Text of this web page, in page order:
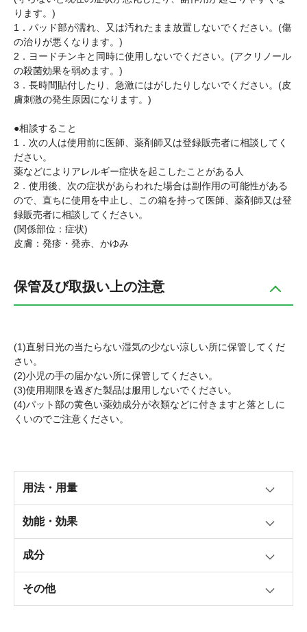
ります。)
1．パッド部が濡れ、又は汚れたまま放置しないでください。(傷
の治りが悪くなります。)
2．ヨードチンキと同時に使用しないでください。(アクリノール
の殺菌効果を弱めます。)
3．長時間貼付したり、急激にはがしたりしないでください。(皮
膚刺激の発生原因になります。)
●相談すること
1．次の人は使用前に医師、薬剤師又は登録販売者に相談してく
ださい。
薬などによりアレルギー症状を起こしたことがある人
2．使用後、次の症状があらわれた場合は副作用の可能性がある
ので、直ちに使用を中止し、この箱を持って医師、薬剤師又は登
録販売者に相談してください。
(関係部位：症状)
皮膚：発疹・発赤、かゆみ
保管及び取扱い上の注意
(1)直射日光の当たらない湿気の少ない涼しい所に保管してくだ
さい。
(2)小児の手の届かない所に保管してください。
(3)使用期限を過ぎた製品は服用しないでください。
(4)パット部の黄色い薬効成分が衣類などに付きますと落としに
くいのでご注意ください。
用法・用量
効能・効果
成分
その他